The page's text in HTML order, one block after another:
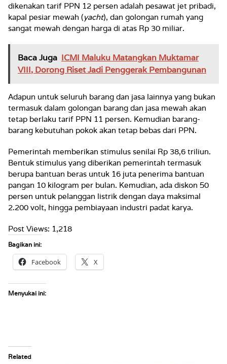
dikenakan tarif PPN 12 persen adalah pesawat jet pribadi,
kapal pesiar mewah (yacht), dan golongan rumah yang
sangat mewah dengan harga di atas Rp 30 miliar.
Baca Juga ICMI Maluku Matangkan Muktamar
VIII, Dorong Riset Jadi Penggerak Pembangunan
Adapun untuk seluruh barang dan jasa lainnya yang bukan
termasuk dalam golongan barang dan jasa mewah akan
tetap berlaku tarif PPN 11 persen. Kemudian barang-
barang kebutuhan pokok akan tetap bebas dari PPN.
Pemerintah memberikan stimulus senilai Rp 38,6 triliun.
Bentuk stimulus yang diberikan pemerintah termasuk
berupa bantuan beras untuk 16 juta penerima bantuan
pangan 10 kilogram per bulan. Kemudian, ada diskon 50
persen untuk pelanggan listrik dengan daya maksimal
2.200 volt, hingga pembiayaan industri padat karya.
Post Views: 1,218
Bagikan ini:
Facebook X
Menyukai ini:
Related